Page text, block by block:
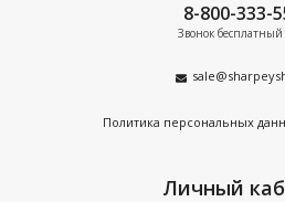
8-800-333-
Звонок
Политика персональных
Личный